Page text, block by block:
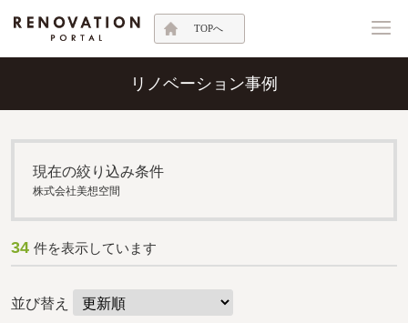
TOPへ
リノベーション事例
現在の絞り込み条件
株式会社美想空間
34 件を表示しています
並び替え